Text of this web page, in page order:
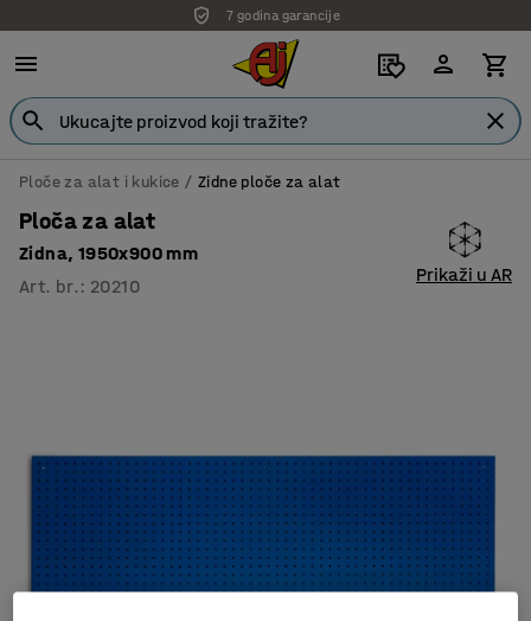
7 godina garancije
Ploče za alat i kukice Zidne ploče za alat
Ploča za alat
Zidna, 1950x900 mm
Art. br. : 20210
Prikaži u AR